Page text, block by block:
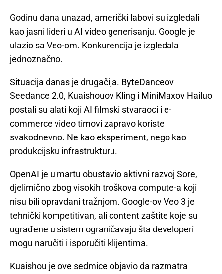
Godinu dana unazad, američki labovi su izgledali
kao jasni lideri u AI video generisanju. Google je
ulazio sa Veo-om. Konkurencija je izgledala
jednoznačno.
Situacija danas je drugačija. ByteDanceov
Seedance 2.0, Kuaishouov Kling i MiniMaxov Hailuo
postali su alati koji AI filmski stvaraoci i e-
commerce video timovi zapravo koriste
svakodnevno. Ne kao eksperiment, nego kao
produkcijsku infrastrukturu.
OpenAI je u martu obustavio aktivni razvoj Sore,
djelimično zbog visokih troškova compute-a koji
nisu bili opravdani tražnjom. Google-ov Veo 3 je
tehnički kompetitivan, ali content zaštite koje su
ugrađene u sistem ograničavaju šta developeri
mogu naručiti i isporučiti klijentima.
Kuaishou je ove sedmice objavio da razmatra